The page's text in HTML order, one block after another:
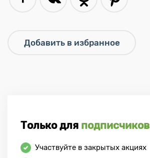
Только для подписчиков
Участвуйте в закрытых акциях